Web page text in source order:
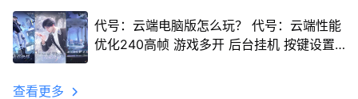
代号：云端电脑版怎么玩？ 代号：云端性能
优化240高帧 游戏多开 后台挂机 按键设置
查看更多